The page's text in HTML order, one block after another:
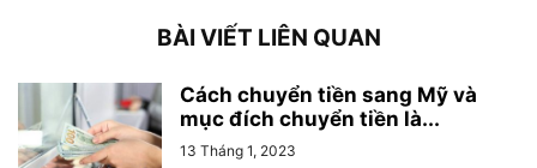
BÀI VIẾT LIÊN QUAN
Cách chuyển tiền sang Mỹ và
mục đích chuyển tiền là...
13 Tháng 1, 2023